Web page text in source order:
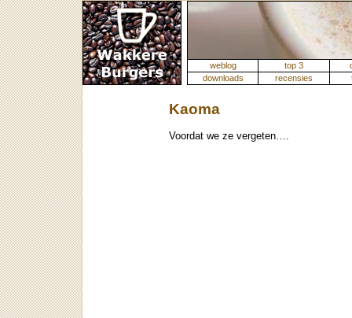
weblog top 3
downloads
recensies
Kaoma
Voordat we ze vergeten….